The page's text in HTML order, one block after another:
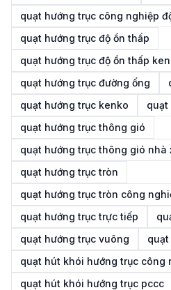
quạt hướng trục công nghiệp
quạt hướng trục độ ồn thấp
quạt hướng trục độ ồn thấp
quạt hướng trục đường ống
quạt hướng trục kenko
quạt
quạt hướng trục thông gió
quạt hướng trục thông gió nhà
quạt hướng trục tròn
quạt hướng trục tròn công
quạt hướng trục trực tiếp
quạt hướng trục vuông
quạt hút khói hướng trục công
quạt hút khói hướng trục pccc